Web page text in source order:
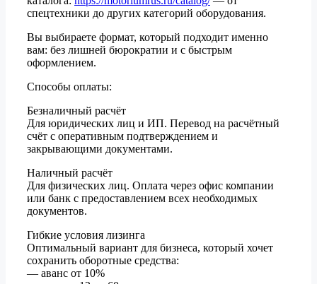
спецтехники до других категорий оборудования.
Вы выбираете формат, который подходит именно
вам: без лишней бюрократии и с быстрым
оформлением.
Способы оплаты:
Безналичный расчёт
Для юридических лиц и ИП. Перевод на расчётный
счёт с оперативным подтверждением и
закрывающими документами.
Наличный расчёт
Для физических лиц. Оплата через офис компании
или банк с предоставлением всех необходимых
документов.
Гибкие условия лизинга
Оптимальный вариант для бизнеса, который хочет
сохранить оборотные средства:
— аванс от 10%